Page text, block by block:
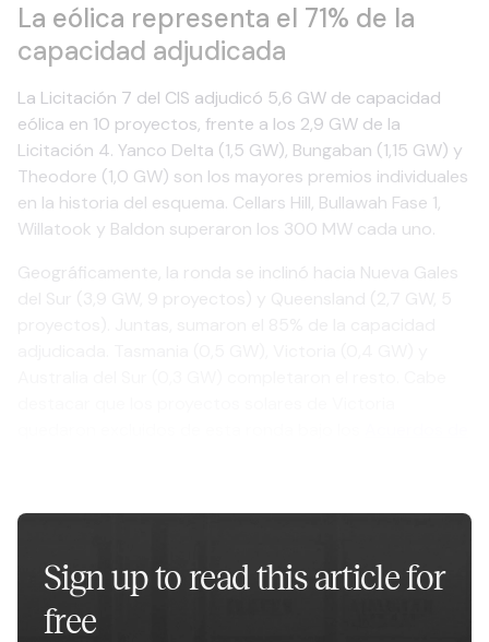
La eólica representa el 71% de la
capacidad adjudicada
La Licitación 7 del CIS adjudicó 5,6 GW de capacidad
eólica en 10 proyectos, frente a los 2,9 GW de la
Licitación 4. Yanco Delta (1,5 GW), Bungaban (1,15 GW) y
Theodore (1,0 GW) son los mayores premios individuales
en la historia del esquema. Cellars Hill, Bullawah Fase 1,
Willatook y Baldon superaron los 300 MW cada uno.
Geográficamente, la ronda se inclinó hacia Nueva Gales
Sign up to read this article for
free